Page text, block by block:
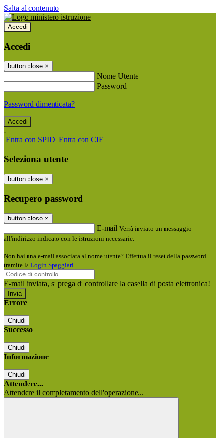
Salta al contenuto
Accedi
Accedi
button close ×
Nome Utente
Password
Password dimenticata?
-
Entra con SPID Entra con CIE
Seleziona utente
button close ×
Recupero password
button close ×
E-mail Verrà inviato un messaggio
all'indirizzo indicato con le istruzioni necessarie.
Non hai una e-mail associata al nome utente? Effettua il reset della password
tramite la Login Spaggiari
E-mail inviata, si prega di controllare la casella di posta elettronica!
Errore
Chiudi
Successo
Chiudi
Informazione
Chiudi
Attendere...
Attendere il completamento dell'operazione...